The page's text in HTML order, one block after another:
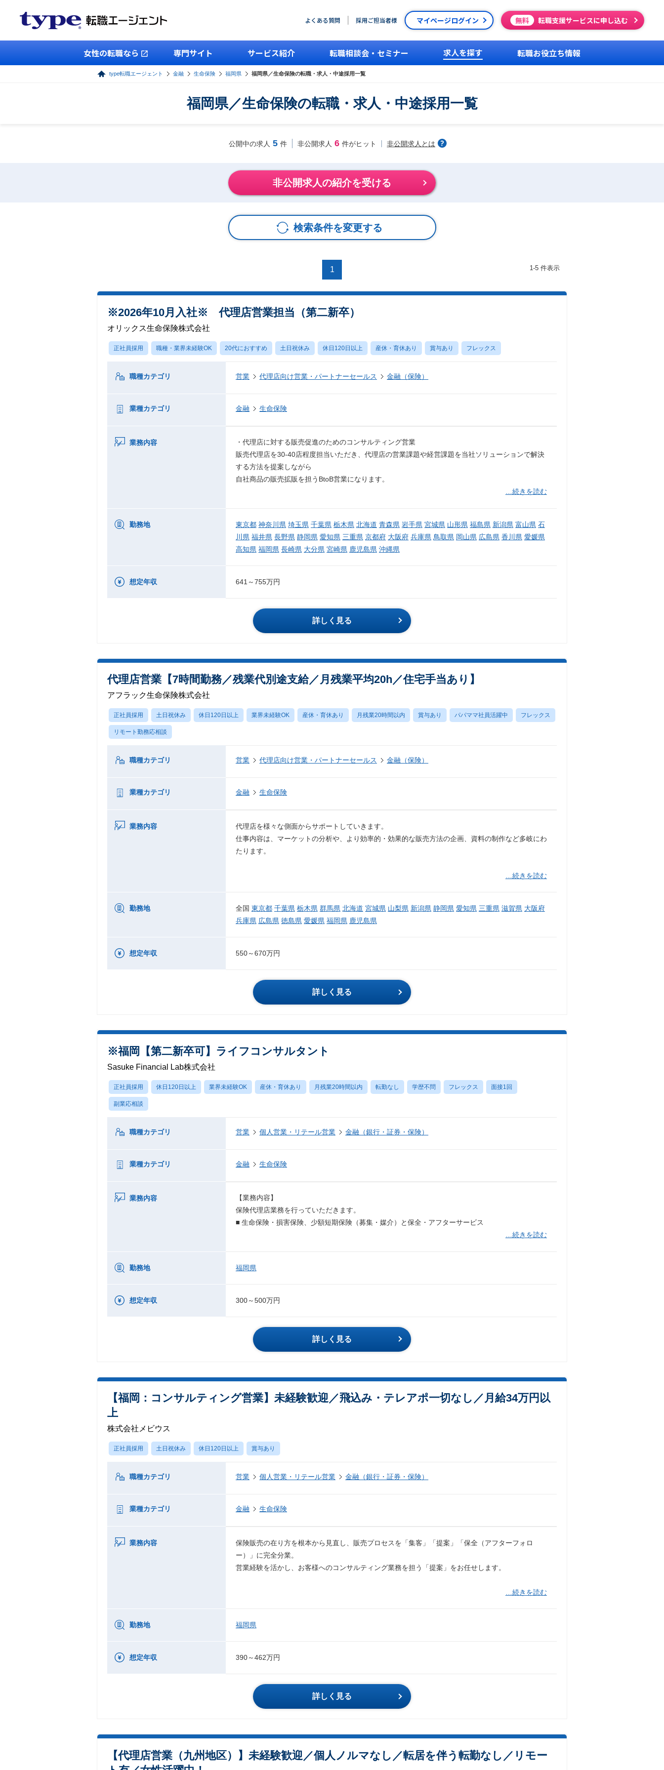
よくある質問 採用ご担当者様 マイページログイン 無料 転職支援サービスに申し込む
女性の転職なら 専門サイト サービス紹介 転職相談会・セミナー 求人を探す 転職お役立ち情報
type転職エージェント 金融 生命保険 福岡県 福岡県／生命保険の転職・求人・中途採用一覧
福岡県／生命保険の転職・求人・中途採用一覧
公開中の求人 5 件 非公開求人 6 件がヒット 非公開求人とは
非公開求人の紹介を受ける
検索条件を変更する
1 1-5 件表示
※2026年10月入社※ 代理店営業担当（第二新卒）
オリックス生命保険株式会社
正社員採用 職種・業界未経験OK 20代におすすめ 土日祝休み 休日120日以上 産休・育休あり 賞与あり フレックス
職種カテゴリ 営業 代理店向け営業・パートナーセールス 金融（保険）
業種カテゴリ 金融 生命保険
業務内容
・代理店に対する販売促進のためのコンサルティング営業
販売代理店を30-40店程度担当いただき、代理店の営業課題や経営課題を当社ソリューションで解決
する方法を提案しながら
自社商品の販売拡販を担うBtoB営業になります。
…続きを読む
勤務地 東京都 神奈川県 埼玉県 千葉県 栃木県 北海道 青森県 岩手県 宮城県 山形県 福島県 新潟県 富山県 石
川県 福井県 長野県 静岡県 愛知県 三重県 京都府 大阪府 兵庫県 鳥取県 岡山県 広島県 香川県 愛媛県
高知県 福岡県 長崎県 大分県 宮崎県 鹿児島県 沖縄県
想定年収 641～755万円
詳しく見る
代理店営業【7時間勤務／残業代別途支給／月残業平均20h／住宅手当あり】
アフラック生命保険株式会社
正社員採用 土日祝休み 休日120日以上 業界未経験OK 産休・育休あり 月残業20時間以内 賞与あり パパママ社員活躍中 フレックス
リモート勤務応相談
職種カテゴリ 営業 代理店向け営業・パートナーセールス 金融（保険）
業種カテゴリ 金融 生命保険
業務内容
代理店を様々な側面からサポートしていきます。
仕事内容は、マーケットの分析や、より効率的・効果的な販売方法の企画、資料の制作など多岐にわ
たります。
…続きを読む
勤務地 全国 東京都 千葉県 栃木県 群馬県 北海道 宮城県 山梨県 新潟県 静岡県 愛知県 三重県 滋賀県 大阪府
兵庫県 広島県 徳島県 愛媛県 福岡県 鹿児島県
想定年収 550～670万円
詳しく見る
※福岡【第二新卒可】ライフコンサルタント
Sasuke Financial Lab株式会社
正社員採用 休日120日以上 業界未経験OK 産休・育休あり 月残業20時間以内 転勤なし 学歴不問 フレックス 面接1回
副業応相談
職種カテゴリ 営業 個人営業・リテール営業 金融（銀行・証券・保険）
業種カテゴリ 金融 生命保険
業務内容
【業務内容】
保険代理店業務を行っていただきます。
■ 生命保険・損害保険、少額短期保険（募集・媒介）と保全・アフターサービス
…続きを読む
勤務地 福岡県
想定年収 300～500万円
詳しく見る
【福岡：コンサルティング営業】未経験歓迎／飛込み・テレアポ一切なし／月給34万円以
上
株式会社メビウス
正社員採用 土日祝休み 休日120日以上 賞与あり
職種カテゴリ 営業 個人営業・リテール営業 金融（銀行・証券・保険）
業種カテゴリ 金融 生命保険
業務内容
保険販売の在り方を根本から見直し、販売プロセスを「集客」「提案」「保全（アフターフォロ
ー）」に完全分業。
営業経験を活かし、お客様へのコンサルティング業務を担う「提案」をお任せします。
…続きを読む
勤務地 福岡県
想定年収 390～462万円
詳しく見る
【代理店営業（九州地区）】未経験歓迎／個人ノルマなし／転居を伴う転勤なし／リモー